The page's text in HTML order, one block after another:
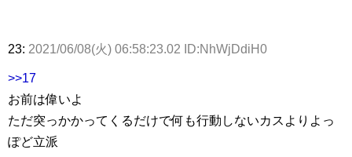
23: 2021/06/08(火) 06:58:23.02 ID:NhWjDdiH0
>>17
お前は偉いよ
ただ突っかかってくるだけで何も行動しないカスよりよっ
ぽど立派